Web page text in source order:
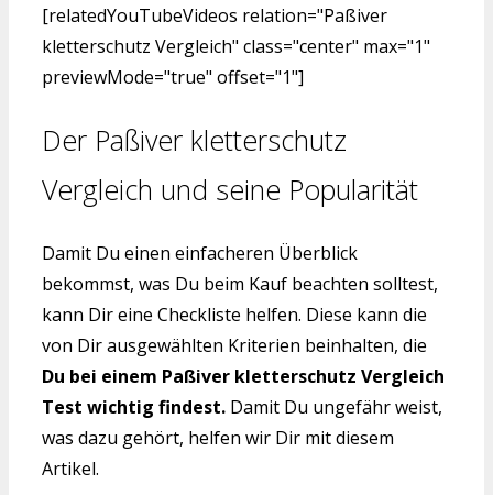
[relatedYouTubeVideos relation="Paßiver
kletterschutz Vergleich" class="center" max="1"
previewMode="true" offset="1"]
Der Paßiver kletterschutz
Vergleich und seine Popularität
Damit Du einen einfacheren Überblick
bekommst, was Du beim Kauf beachten solltest,
kann Dir eine Checkliste helfen. Diese kann die
von Dir ausgewählten Kriterien beinhalten, die
Du bei einem Paßiver kletterschutz Vergleich
Test wichtig findest. Damit Du ungefähr weist,
was dazu gehört, helfen wir Dir mit diesem
Artikel.